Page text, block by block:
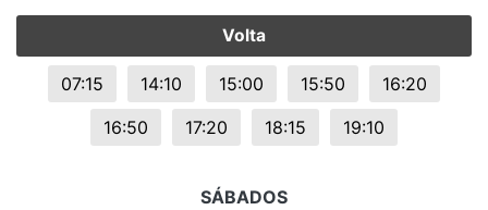
Volta
07:15 14:10 15:00 15:50
16:20
16:50
17:20 18:15 19:10
SÁBADOS